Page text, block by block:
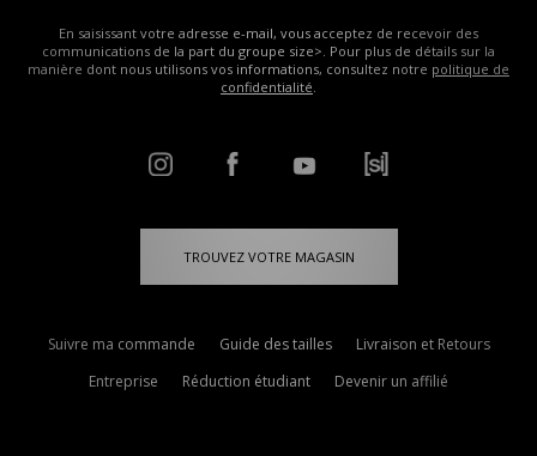
En saisissant votre adresse e-mail, vous acceptez de recevoir des
communications de la part du groupe size>. Pour plus de détails sur la
manière dont nous utilisons vos informations, consultez notre politique de
confidentialité.
TROUVEZ VOTRE MAGASIN
Suivre ma commande Guide des tailles
Livraison et Retours
Entreprise
Réduction étudiant Devenir un affilié